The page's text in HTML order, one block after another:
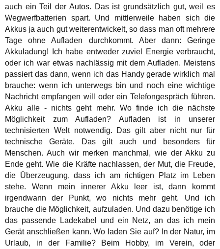
auch ein Teil der Autos. Das ist grundsätzlich gut, weil es
Wegwerfbatterien spart. Und mittlerweile haben sich die
Akkus ja auch gut weiterentwickelt, so dass man oft mehrere
Tage ohne Aufladen durchkommt. Aber dann: Geringe
Akkuladung! Ich habe entweder zuviel Energie verbraucht,
oder ich war etwas nachlässig mit dem Aufladen. Meistens
passiert das dann, wenn ich das Handy gerade wirklich mal
brauche: wenn ich unterwegs bin und noch eine wichtige
Nachricht empfangen will oder ein Telefongespräch führen.
Akku alle - nichts geht mehr. Wo finde ich die nächste
Möglichkeit zum Aufladen? Aufladen ist in unserer
technisierten Welt notwendig. Das gilt aber nicht nur für
technische Geräte. Das gilt auch und besonders für
Menschen. Auch wir merken manchmal, wie der Akku zu
Ende geht. Wie die Kräfte nachlassen, der Mut, die Freude,
die Überzeugung, dass ich am richtigen Platz im Leben
stehe. Wenn mein innerer Akku leer ist, dann kommt
irgendwann der Punkt, wo nichts mehr geht. Und ich
brauche die Möglichkeit, aufzuladen. Und dazu benötige ich
das passende Ladekabel und ein Netz, an das ich mein
Gerät anschließen kann. Wo laden Sie auf? In der Natur, im
Urlaub, in der Familie? Beim Hobby, im Verein, oder